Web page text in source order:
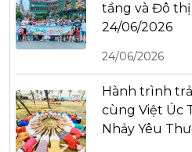
tầng và Đô
24/06/2026
24/06/2026
Hành trình
cùng Việt Úc
Nhảy Yêu